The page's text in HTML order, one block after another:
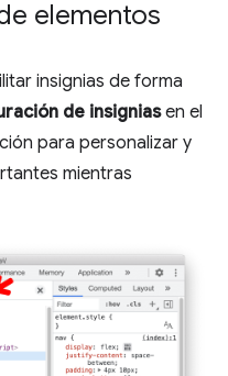
elementos
insignias de forma
de insigniasen el
para personalizar y
mientras